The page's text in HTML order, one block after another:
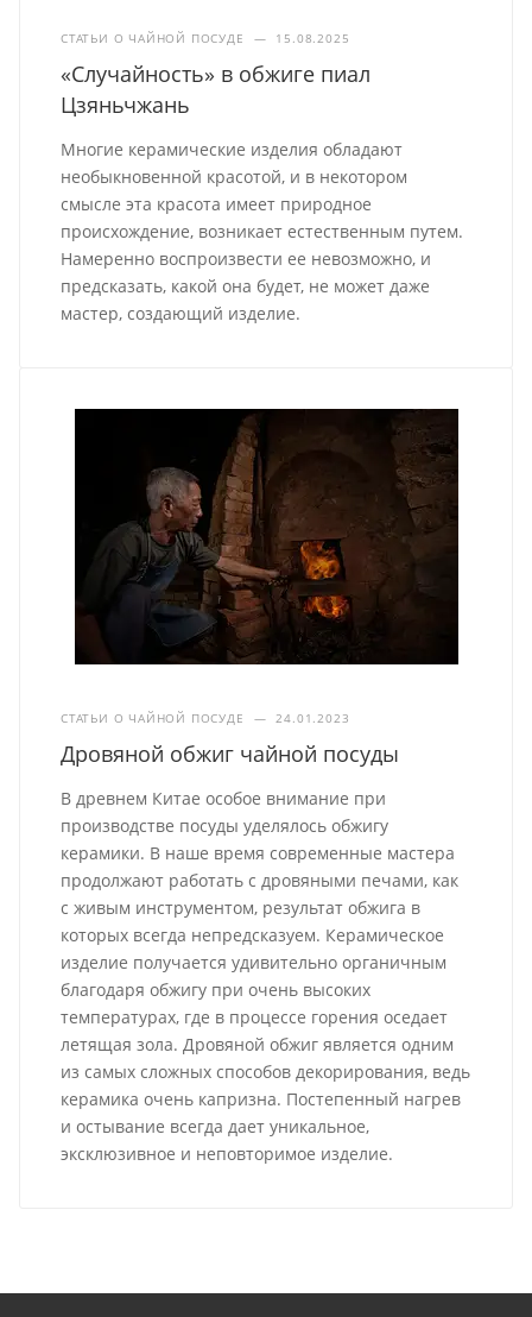
СТАТЬИ О ЧАЙНОЙ ПОСУДЕ — 15.08.2025
«Случайность» в обжиге пиал
Цзяньчжань
Многие керамические изделия обладают
необыкновенной красотой, и в некотором
смысле эта красота имеет природное
происхождение, возникает естественным путем.
Намеренно воспроизвести ее невозможно, и
предсказать, какой она будет, не может даже
мастер, создающий изделие.
СТАТЬИ О ЧАЙНОЙ ПОСУДЕ — 24.01.2023
Дровяной обжиг чайной посуды
В древнем Китае особое внимание при
производстве посуды уделялось обжигу
керамики. В наше время современные мастера
продолжают работать с дровяными печами, как
с живым инструментом, результат обжига в
которых всегда непредсказуем. Керамическое
изделие получается удивительно органичным
благодаря обжигу при очень высоких
температурах, где в процессе горения оседает
летящая зола. Дровяной обжиг является одним
из самых сложных способов декорирования, ведь
керамика очень капризна. Постепенный нагрев
и остывание всегда дает уникальное,
эксклюзивное и неповторимое изделие.